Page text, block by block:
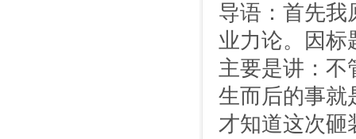
导语：首先我
业力论。因标
主要是讲：不
生而后的事就
才知道这次砸